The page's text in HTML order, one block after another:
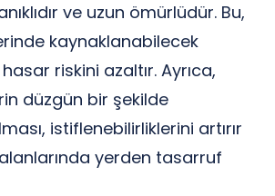
ve uzun ömürlüdür. Bu,
kaynaklanabilecek
riskini azaltır. Ayrıca,
düzgün bir şekilde
istiflenebilirliklerini artırır
yerden tasarruf